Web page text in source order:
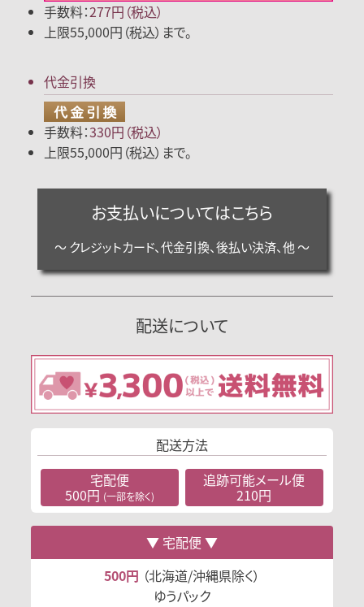
手数料：277円（税込）
上限55,000円（税込）まで。
代金引換
手数料：330円（税込）
上限55,000円（税込）まで。
お支払いについてはこちら
～ クレジットカード、代金引換、後払い決済、他 ～
配送について
配送方法
宅配便
500円 (一部を除く)
追跡可能メール便
210円
宅配便
500円 （北海道/沖縄県除く）
ゆうパック